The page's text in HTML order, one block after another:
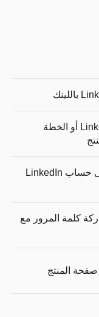
LinkedIn Premium Career أو الخطة
رابط تفعيل يُستخدم على حساب LinkedIn
كلمة المرور مع
المنتج